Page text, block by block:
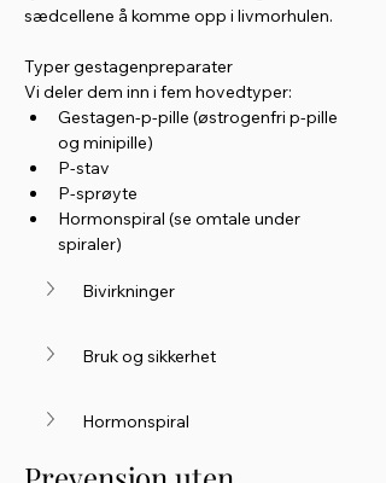
sædcellene å komme opp i livmorhulen.
Typer gestagenpreparater
Vi deler dem inn i fem hovedtyper:
Gestagen-p-pille (østrogenfri p-pille
og minipille)
P-stav
P-sprøyte
Hormonspiral (se omtale under
spiraler)
Bruk og sikkerhet
Hormonspiral